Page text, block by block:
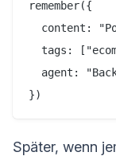
remember({
content:
tags:
agent:
Später, wenn